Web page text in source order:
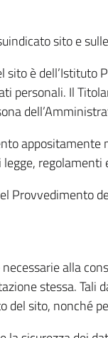
sito e
è dell’Istituto
personali. Il
regolamenti
Provvedimento
alla
stessa. Tali
sito, nonché